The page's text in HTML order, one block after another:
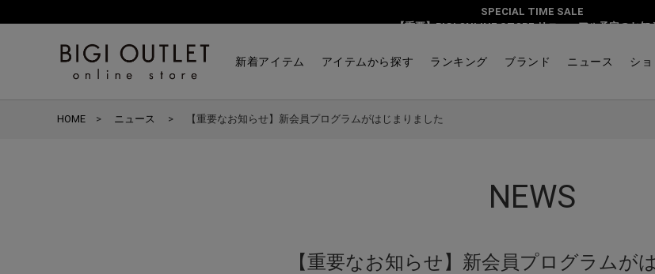
SPECIAL TIME SALE
【重要】BIGI ONLINE STORE リニューアル予定のお知
新着アイテム アイテムから探す ランキング ブランド ニュース シ
HOME ニュース 【重要なお知らせ】新会員プログラムがはじまりました
NEWS
【重要なお知らせ】新会員プログラムが